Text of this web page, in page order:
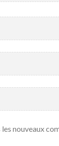
nouveaux